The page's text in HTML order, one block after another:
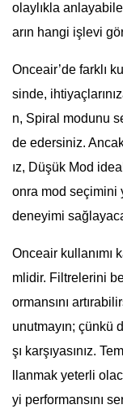
olaylıkla
arın hangi işlevi
Onceair’de farklı
sinde,
n, Spiral modunu
de edersiniz.
ız, Düşük Mod
onra mod seçimini
deneyimi
Onceair kullanımı
mlidir. Filtrelerini
ormansını
unutmayın; çünkü
şı karşıyasınız.
llanmak yeterli
yi performansını